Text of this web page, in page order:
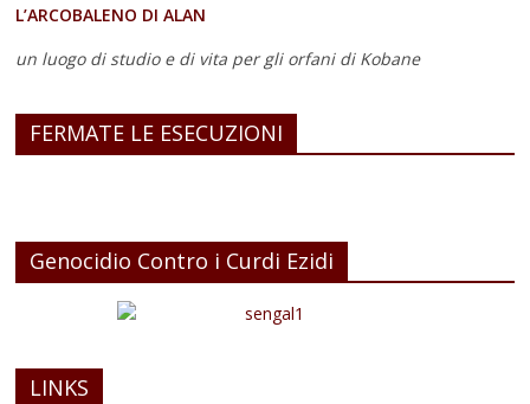
L’ARCOBALENO DI ALAN
un luogo di studio e di vita per gli orfani di Kobane
FERMATE LE ESECUZIONI
Genocidio Contro i Curdi Ezidi
LINKS